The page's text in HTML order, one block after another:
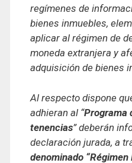
regímenes de
bienes inmuebles,
aplicar al régimen de
moneda extranjera y
adquisición de bienes
Al respecto dispone
adhieran al “Programa
tenencias” deberán
declaración jurada, a
denominado